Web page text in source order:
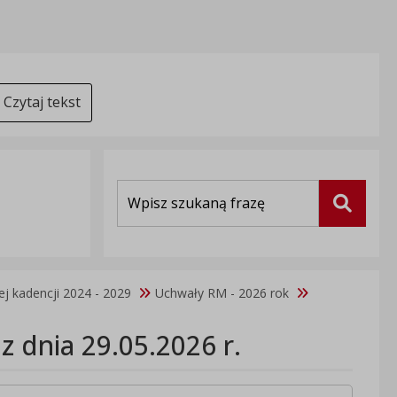
Czytaj tekst
Szukaj
kadencji 2024 - 2029 Uchwały RM - 2026 rok
dnia 29.05.2026 r.